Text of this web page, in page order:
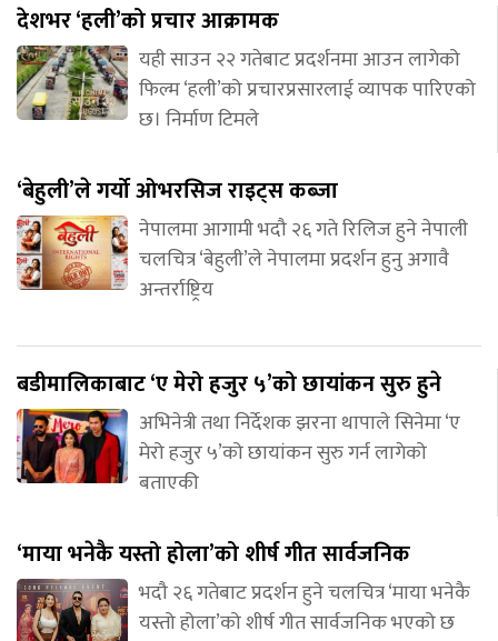
देशभर ‘हली’को प्रचार आक्रामक
यही साउन २२ गतेबाट प्रदर्शनमा आउन लागेको
फिल्म ‘हली’को प्रचारप्रसारलाई व्यापक पारिएको
छ। निर्माण टिमले
‘बेहुली’ले गर्यो ओभरसिज राइट्स कब्जा
नेपालमा आगामी भदौ २६ गते रिलिज हुने नेपाली
चलचित्र ‘बेहुली’ले नेपालमा प्रदर्शन हुनु अगावै
अन्तर्राष्ट्रिय
बडीमालिकाबाट ‘ए मेरो हजुर ५’को छायांकन सुरु हुने
अभिनेत्री तथा निर्देशक झरना थापाले सिनेमा ‘ए
मेरो हजुर ५’को छायांकन सुरु गर्न लागेको
बताएकी
‘माया भनेकै यस्तो होला’को शीर्ष गीत सार्वजनिक
भदौ २६ गतेबाट प्रदर्शन हुने चलचित्र ‘माया भनेकै
यस्तो होला’को शीर्ष गीत सार्वजनिक भएको छ